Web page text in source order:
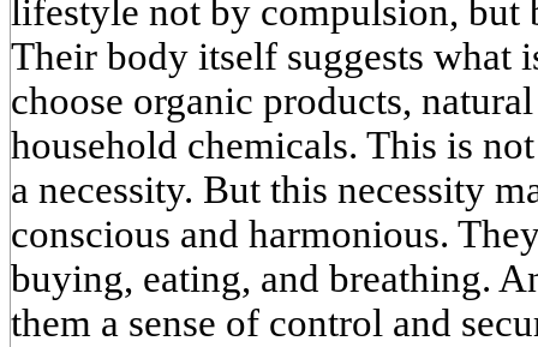
lifestyle not by compulsion, but
Their body itself suggests what
choose organic products,
household chemicals. This is
a necessity. But this necessity
conscious and harmonious.
buying, eating, and breathing.
them a sense of control and